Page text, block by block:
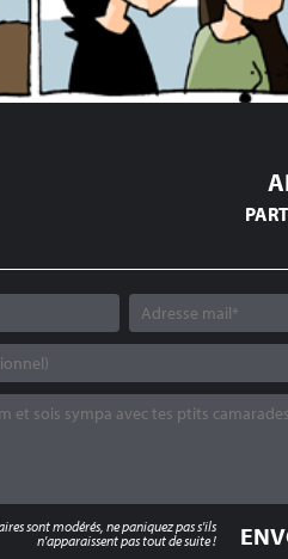
sont modérés, ne paniquez pas s'ils
n'apparaissent pas tout de suite !